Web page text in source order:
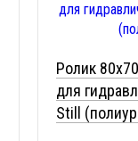
Ролик
для
Still